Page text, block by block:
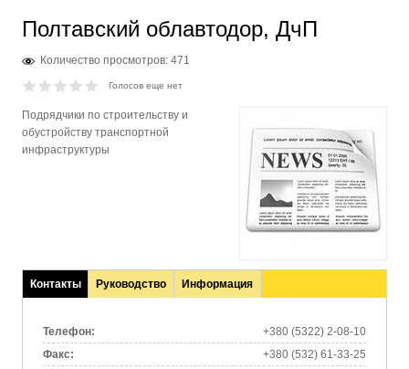
Полтавский облавтодор, ДчП
Количество просмотров: 471
Голосов еще нет
Подрядчики по строительству и
обустройству транспортной
инфраструктуры
Контакты
(активная
Руководство Информация
Телефон:
+380 (5322) 2-08-10
Факс:
+380 (532) 61-33-25